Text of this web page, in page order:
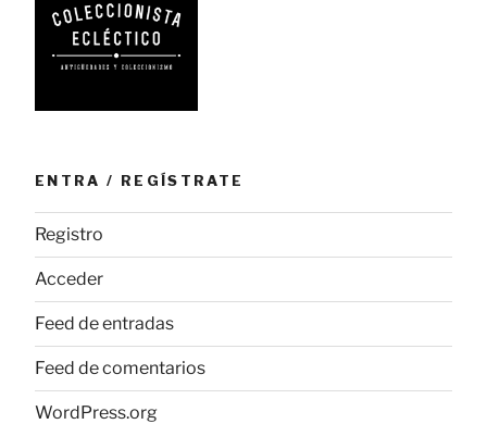
ENTRA / REGÍSTRATE
Registro
Acceder
Feed de entradas
Feed de comentarios
WordPress.org